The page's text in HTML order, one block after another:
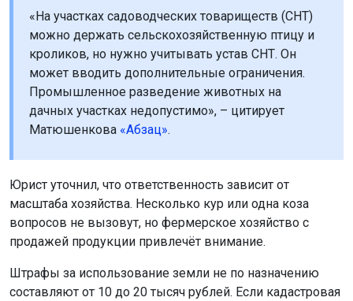
«На участках садоводческих товариществ (СНТ)
можно держать сельскохозяйственную птицу и
кроликов, но нужно учитывать устав СНТ. Он
может вводить дополнительные ограничения.
Промышленное разведение животных на
дачных участках недопустимо», – цитирует
Матюшенкова «Абзац».
Юрист уточнил, что ответственность зависит от
масштаба хозяйства. Несколько кур или одна коза
вопросов не вызовут, но фермерское хозяйство с
продажей продукции привлечёт внимание.
Штрафы за использование земли не по назначению
составляют от 10 до 20 тысяч рублей. Если кадастровая